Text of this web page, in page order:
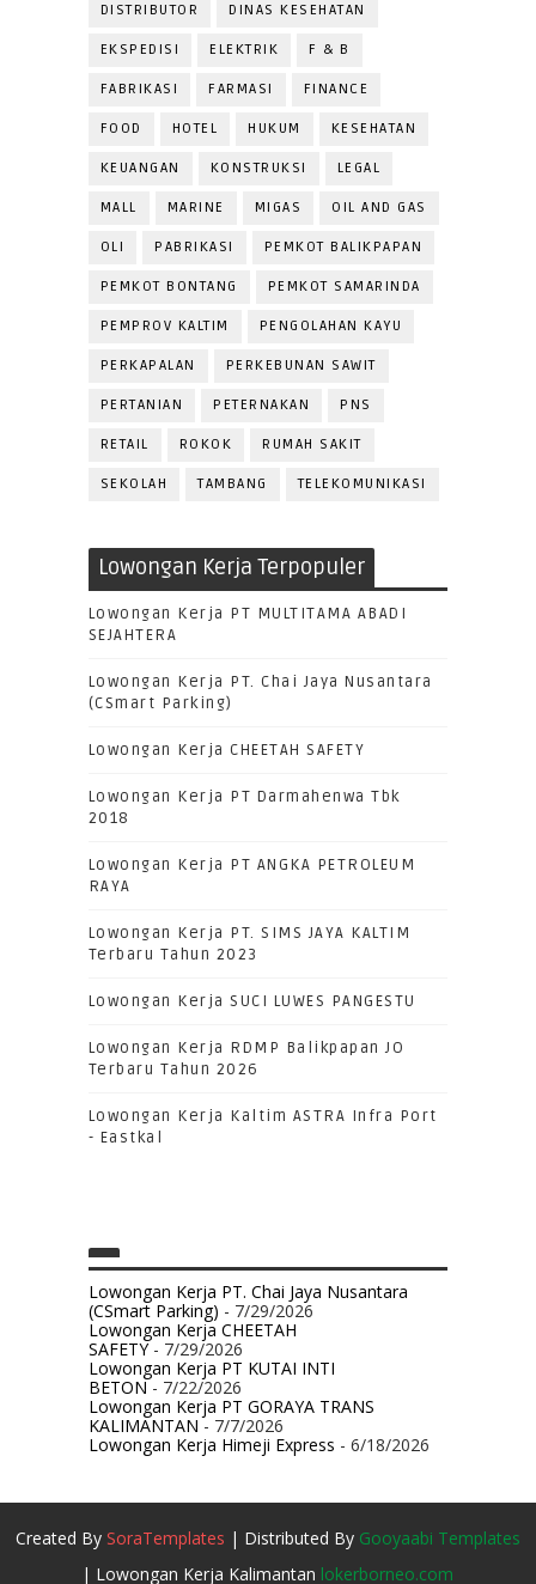
DISTRIBUTOR DINAS KESEHATAN
EKSPEDISI ELEKTRIK F & B
FABRIKASI FARMASI FINANCE
FOOD HOTEL HUKUM KESEHATAN
KEUANGAN KONSTRUKSI LEGAL
MALL MARINE MIGAS OIL AND GAS
OLI PABRIKASI PEMKOT BALIKPAPAN
PEMKOT BONTANG PEMKOT SAMARINDA
PEMPROV KALTIM PENGOLAHAN KAYU
PERKAPALAN PERKEBUNAN SAWIT
PERTANIAN PETERNAKAN PNS
RETAIL ROKOK RUMAH SAKIT
SEKOLAH TAMBANG TELEKOMUNIKASI
Lowongan Kerja Terpopuler
Lowongan Kerja PT MULTITAMA ABADI
SEJAHTERA
Lowongan Kerja PT. Chai Jaya Nusantara
(CSmart Parking)
Lowongan Kerja CHEETAH SAFETY
Lowongan Kerja PT Darmahenwa Tbk
2018
Lowongan Kerja PT ANGKA PETROLEUM
RAYA
Lowongan Kerja PT. SIMS JAYA KALTIM
Terbaru Tahun 2023
Lowongan Kerja SUCI LUWES PANGESTU
Lowongan Kerja RDMP Balikpapan JO
Terbaru Tahun 2026
Lowongan Kerja Kaltim ASTRA Infra Port
- Eastkal
Lowongan Kerja PT. Chai Jaya Nusantara
(CSmart Parking) - 7/29/2026
Lowongan Kerja CHEETAH
SAFETY- 7/29/2026
Lowongan Kerja PT KUTAI INTI
BETON- 7/22/2026
Lowongan Kerja PT GORAYA TRANS
KALIMANTAN- 7/7/2026
Lowongan Kerja Himeji Express - 6/18/2026
Created By SoraTemplates | Distributed By Gooyaabi Templates
| Lowongan Kerja Kalimantan lokerborneo.com